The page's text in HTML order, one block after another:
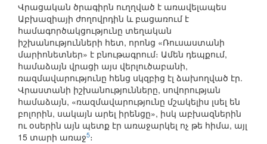
Վրացական ծրագիրն ուղղված է առավելապես
Աբխազիայի ժողովրդին և բացառում է
համագործակցությունը տեղական
իշխանությունների հետ, որոնց «Ռուսաստանի
մարիոնետներ» է բնութագրում։ Ամեն դեպքում,
համաձայն վրացի այս վերլուծաբանի,
ռազմավարությունը հենց սկզբից էլ ձախողված էր.
Վրաստանի իշխանությունները, սովորության
համաձայն, «ռազմավարությունը մշակելիս լսել են
բոլորին, սակայն արել իրենցը», իսկ աբխազներին
ու օսերին այն պետք էր առաջարկել ոչ թե հիմա, այլ
15 տարի առաջ5։